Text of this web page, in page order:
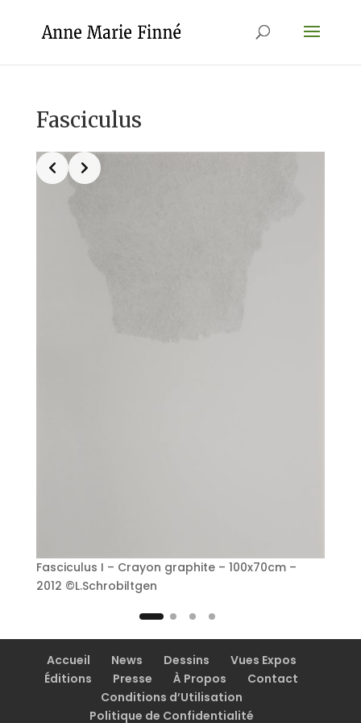
Fasciculus
Fasciculus I – Crayon graphite – 100x70cm –
2012 ©L.Schrobiltgen
Accueil News Dessins
Vues Expos
Éditions
Presse À Propos
Contact
Conditions d’Utilisation
Politique de Confidentialité